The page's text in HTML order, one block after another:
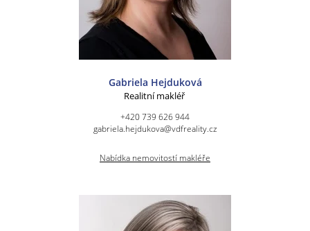
Gabriela Hejduková
Realitní makléř
+420 739 626 944
gabriela.hejdukova@vdfreality.cz
Nabídka nemovitostí makléře